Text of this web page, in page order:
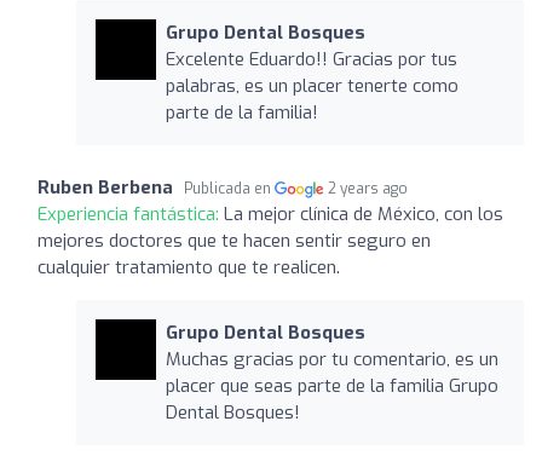
Grupo Dental Bosques
Excelente Eduardo!! Gracias por tus
palabras, es un placer tenerte como
parte de la familia!
Ruben Berbena Publicada en 2 years ago
Experiencia fantástica: La mejor clínica de México, con los
mejores doctores que te hacen sentir seguro en
cualquier tratamiento que te realicen.
Grupo Dental Bosques
Muchas gracias por tu comentario, es un
placer que seas parte de la familia Grupo
Dental Bosques!